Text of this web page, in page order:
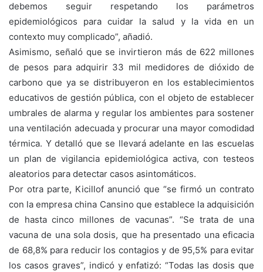
debemos seguir respetando los parámetros
epidemiológicos para cuidar la salud y la vida en un
contexto muy complicado”, añadió.
Asimismo, señaló que se invirtieron más de 622 millones
de pesos para adquirir 33 mil medidores de dióxido de
carbono que ya se distribuyeron en los establecimientos
educativos de gestión pública, con el objeto de establecer
umbrales de alarma y regular los ambientes para sostener
una ventilación adecuada y procurar una mayor comodidad
térmica. Y detalló que se llevará adelante en las escuelas
un plan de vigilancia epidemiológica activa, con testeos
aleatorios para detectar casos asintomáticos.
Por otra parte, Kicillof anunció que “se firmó un contrato
con la empresa china Cansino que establece la adquisición
de hasta cinco millones de vacunas”. “Se trata de una
vacuna de una sola dosis, que ha presentado una eficacia
de 68,8% para reducir los contagios y de 95,5% para evitar
los casos graves”, indicó y enfatizó: “Todas las dosis que